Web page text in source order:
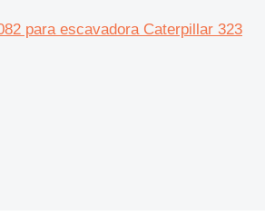
para escavadora Caterpillar 323